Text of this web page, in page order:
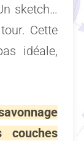
sketch…
Cette
idéale,
couches